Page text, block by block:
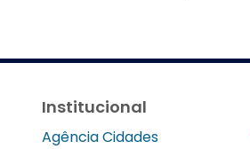
Institucional
Agência Cidades